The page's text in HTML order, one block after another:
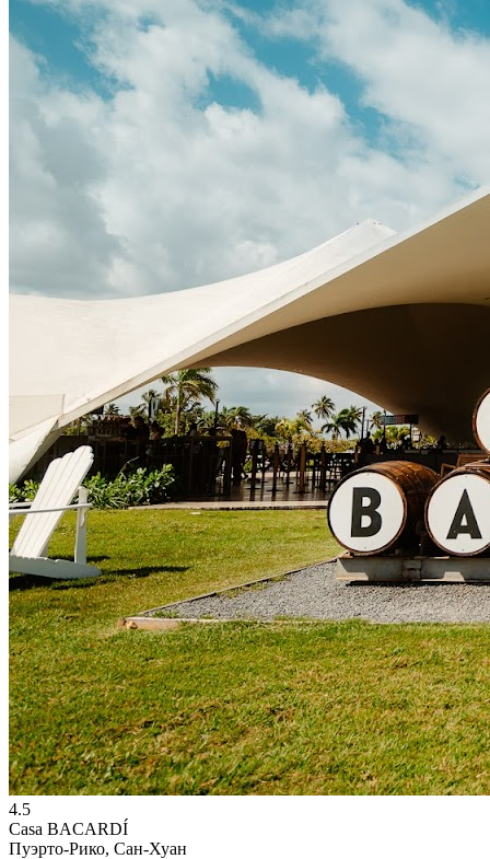
4.5
Casa BACARDÍ
Пуэрто-Рико, Сан-Хуан